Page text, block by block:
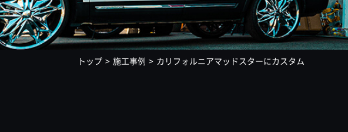
トップ 施工事例 カリフォルニアマッドスターにカスタム